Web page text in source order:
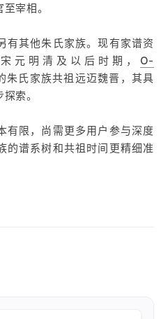
宰相。
有其他朱氏家族。现有家谱资
元明清及以后时期， O-
朱氏家族共祖远迈魏晋，其具
索。
有限，尚需更多用户参与深度
的谱系树和共祖时间更精细准